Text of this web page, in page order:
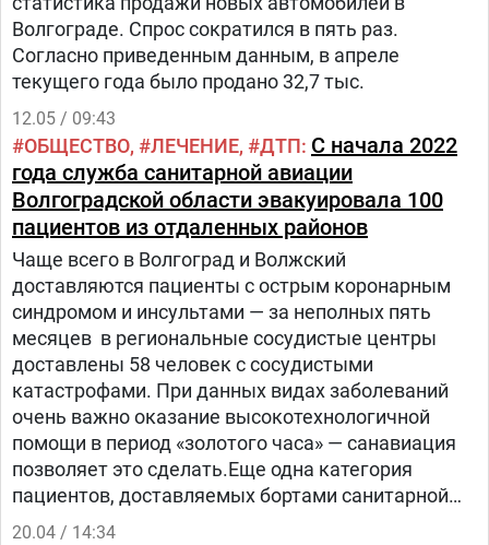
Волгограде. Спрос сократился в пять раз.
Согласно приведенным данным, в апреле
текущего года было продано 32,7 тыс.
12.05 / 09:43
ОБЩЕСТВО ЛЕЧЕНИЕ ДТП С начала 2022
года служба санитарной авиации
Волгоградской области эвакуировала 100
пациентов из отдаленных районов
Чаще всего в Волгоград и Волжский
доставляются пациенты с острым коронарным
синдромом и инсультами — за неполных пять
месяцев в региональные сосудистые центры
доставлены 58 человек с сосудистыми
катастрофами. При данных видах заболеваний
очень важно оказание высокотехнологичной
помощи в период «золотого часа» — санавиация
позволяет это сделать.Еще одна категория
пациентов, доставляемых бортами санитарной
авиации, — пострадавшие в ДТП.
20.04 / 14:34